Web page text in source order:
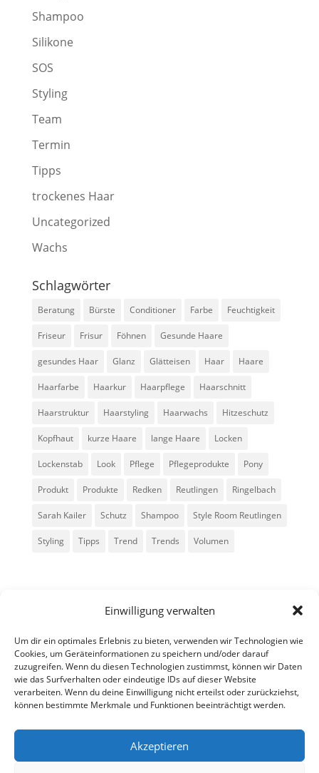
Einwilligung verwalten
Um dir ein optimales Erlebnis zu bieten, verwenden wir Technologien wie
Cookies, um Geräteinformationen zu speichern und/oder darauf
zuzugreifen. Wenn du diesen Technologien zustimmst, können wir Daten
wie das Surfverhalten oder eindeutige IDs auf dieser Website
verarbeiten. Wenn du deine Einwilligung nicht erteilst oder zurückziehst,
können bestimmte Merkmale und Funktionen beeinträchtigt werden.
Akzeptieren
Shampoo
Silikone
SOS
Styling
Team
Termin
Tipps
trockenes Haar
Uncategorized
Wachs
Schlagwörter
Beratung Bürste Conditioner Farbe Feuchtigkeit
Friseur Frisur Föhnen Gesunde Haare
gesundes Haar Glanz Glätteisen Haar Haare
Haarfarbe Haarkur Haarpflege Haarschnitt
Haarstruktur Haarstyling Haarwachs Hitzeschutz
Kopfhaut kurze Haare lange Haare Locken
Lockenstab Look Pflege Pflegeprodukte Pony
Produkt Produkte Redken Reutlingen Ringelbach
Sarah Kailer Schutz Shampoo Style Room Reutlingen
Styling Tipps Trend Trends Volumen
Alle Rechte vorbehalten - Sarah Kailer